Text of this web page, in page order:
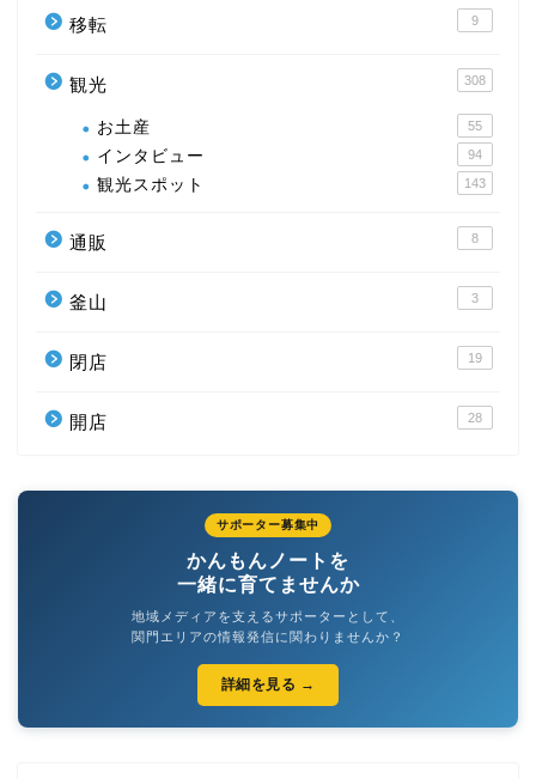
移転 9
観光 308
お土産 55
インタビュー 94
観光スポット 143
通販 8
釜山 3
閉店 19
開店 28
サポーター募集中
かんもんノートを
一緒に育てませんか
地域メディアを支えるサポーターとして、
関門エリアの情報発信に関わりませんか？
詳細を見る →